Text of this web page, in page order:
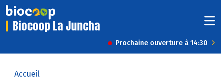
Biocoop La Juncha
Prochaine ouverture à 14:30
Accueil